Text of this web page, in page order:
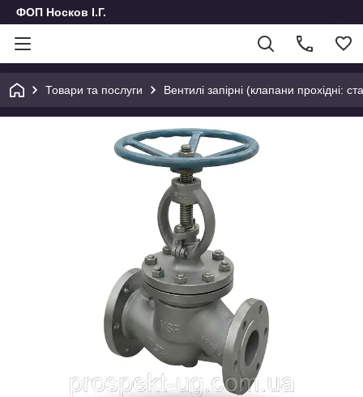
ФОП Носков І.Г.
Товари та послуги Вентилі запірні (клапани прохідні: